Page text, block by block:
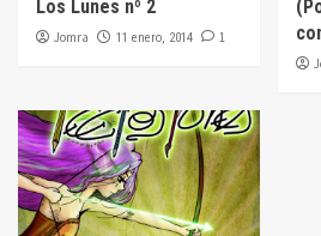
Los Lunes nº 2
Jomra 11 enero, 2014 1